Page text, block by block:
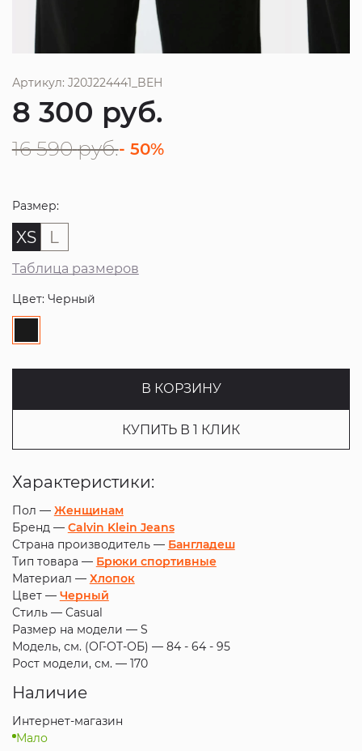
Артикул: J20J224441_BEH
8 300 руб.
16 590 руб.- 50%
Размер:
XS L
Таблица размеров
Цвет: Черный
В КОРЗИНУ
КУПИТЬ В 1 КЛИК
Характеристики:
Пол — Женщинам
Бренд — Calvin Klein Jeans
Страна производитель — Бангладеш
Тип товара — Брюки спортивные
Материал — Хлопок
Цвет — Черный
Стиль — Casual
Размер на модели — S
Модель, см. (ОГ-ОТ-ОБ) — 84 - 64 - 95
Рост модели, см. — 170
Наличие
Интернет-магазин
Мало